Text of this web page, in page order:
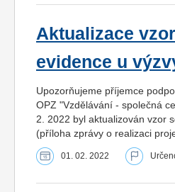
Aktualizace
evidence u
Upozorňujeme příjemce
OPZ "Vzdělávání - společná
2. 2022 byl aktualizován vzor
(příloha zprávy o realizaci
01. 02. 2022